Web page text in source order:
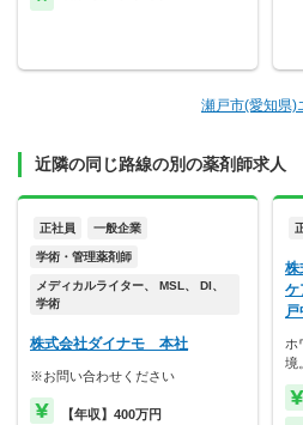
瀬戸市(愛知県)
近隣の同じ路線の別の薬剤師求人
正社員 一般企業
学術・管理薬剤師
メディカルライター、 MSL、 DI、
学術
株式会社ダイナモ 本社
※お問い合わせください
【年収】400万円
株
ケ
戸
ホ
境